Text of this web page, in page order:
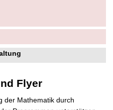
Flyer
der Mathematik durch